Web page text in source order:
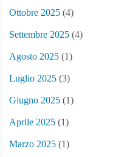
Ottobre 2025 (4)
Settembre 2025 (4)
Agosto 2025 (1)
Luglio 2025 (3)
Giugno 2025 (1)
Aprile 2025 (1)
Marzo 2025 (1)